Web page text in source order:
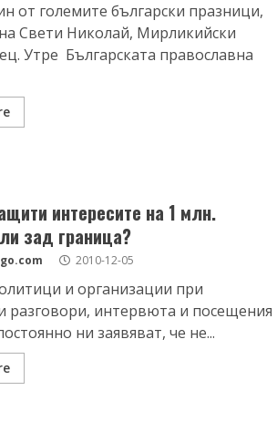
от големите български празници,
Свети Николай, Мирликийски
Утре Българската православна
интересите на 1 млн.
зад граница?
2010-12-05
и организации при
разговори, интервюта и посещения
ни заявяват, че не...